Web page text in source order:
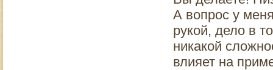
А вопрос у
рукой, дело в
никакой
влияет на